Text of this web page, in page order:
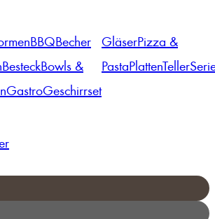
BBQBecher
BesteckBowls &
GastroGeschirrset
GläserPizza &
PastaPlattenTeller